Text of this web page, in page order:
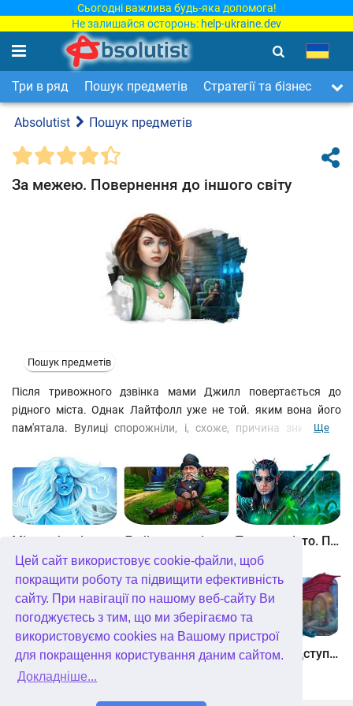
Цей сайт використовує cookie-файли, щоб
покращити роботу та підвищити ефективність
сайту. При навігації по нашому веб-сайту Ви
погоджуєтесь з тим, що ми зберігаємо та
використовуємо cookies на Вашому пристрої
для покращення користування даним сайтом.
Докладніше...
Сьогодні важлива будь-яка допомога!
Не залишайся осторонь: help-ukraine.dev
Три в ряд Пошук предметів Стратегії та бізнес
Absolutist Пошук предметів
За межею. Повернення до іншого світу
Пошук предметів
Після тривожного дзвінка мами Джилл повертається до
рідного міста. Однак Лайтфолл уже не той. яким вона його
пам'ятала. Вулиці спорожніли, і, схоже, причина зникнення
ще неймовірніше, за незрозумілими події стоїть хлопчик, якого
ви знали у дитинстві. Щоб дізнатися, що ж насправді
трапилося, і знову побачити матір, вам доведеться потрапити
в чарівний світ, шукати приховані предмети і розгадувати
головоломки. exe>Завантажити безкоштовно За гранню.
Повернення до іншого світу. Колекційне видання
Ще
Таємне місто. Підводне царство. колекційне видання
Небесні землі. Пробудження гігантів. колекційне видання Загадки Нью-Йорка. Пробудження. колекційне видання Хімери. Підступи зла. колекційне видання